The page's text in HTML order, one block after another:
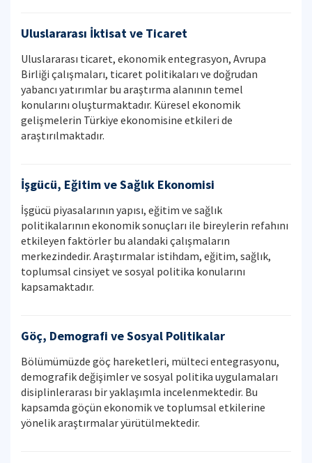
Uluslararası İktisat ve Ticaret
Uluslararası ticaret, ekonomik entegrasyon, Avrupa
Birliği çalışmaları, ticaret politikaları ve doğrudan
yabancı yatırımlar bu araştırma alanının temel
konularını oluşturmaktadır. Küresel ekonomik
gelişmelerin Türkiye ekonomisine etkileri de
araştırılmaktadır.
İşgücü, Eğitim ve Sağlık Ekonomisi
İşgücü piyasalarının yapısı, eğitim ve sağlık
politikalarının ekonomik sonuçları ile bireylerin refahını
etkileyen faktörler bu alandaki çalışmaların
merkezindedir. Araştırmalar istihdam, eğitim, sağlık,
toplumsal cinsiyet ve sosyal politika konularını
kapsamaktadır.
Göç, Demografi ve Sosyal Politikalar
Bölümümüzde göç hareketleri, mülteci entegrasyonu,
demografik değişimler ve sosyal politika uygulamaları
disiplinlerarası bir yaklaşımla incelenmektedir. Bu
kapsamda göçün ekonomik ve toplumsal etkilerine
yönelik araştırmalar yürütülmektedir.